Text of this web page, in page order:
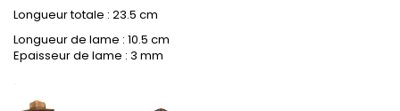
Longueur totale : 23.5 cm
Longueur de lame : 10.5 cm
Epaisseur de lame : 3 mm
.